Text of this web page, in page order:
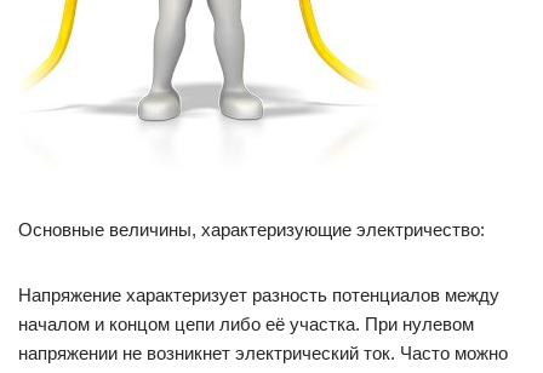
Основные величины, характеризующие электричество:
Напряжение характеризует разность потенциалов между
началом и концом цепи либо её участка. При нулевом
напряжении не возникнет электрический ток. Часто можно